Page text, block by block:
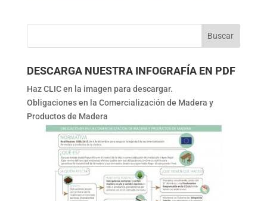
DESCARGA NUESTRA INFOGRAFÍA EN PDF
Haz CLIC en la imagen para descargar.
Obligaciones en la Comercialización de Madera y
Productos de Madera